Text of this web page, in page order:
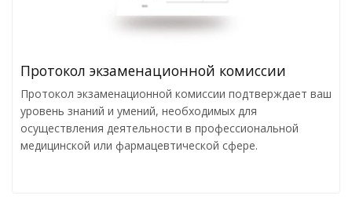
Протокол экзаменационной комиссии
Протокол экзаменационной комиссии подтверждает ваш
уровень знаний и умений, необходимых для
осуществления деятельности в профессиональной
медицинской или фармацевтической сфере.